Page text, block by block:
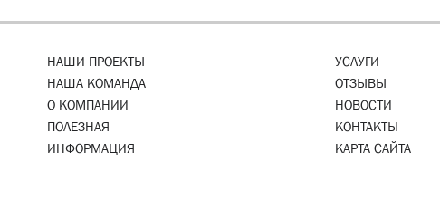
НАШИ ПРОЕКТЫ
НАША КОМАНДА
О КОМПАНИИ
ПОЛЕЗНАЯ
ИНФОРМАЦИЯ
УСЛУГИ
ОТЗЫВЫ
НОВОСТИ
КОНТАКТЫ
КАРТА САЙТА